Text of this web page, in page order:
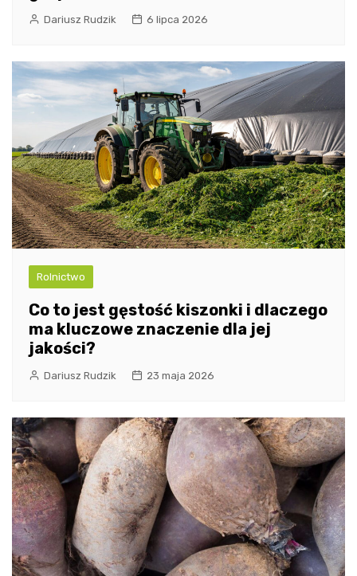
Dariusz Rudzik 6 lipca 2026
Rolnictwo
Co to jest gęstość kiszonki i dlaczego
ma kluczowe znaczenie dla jej
jakości?
Dariusz Rudzik 23 maja 2026